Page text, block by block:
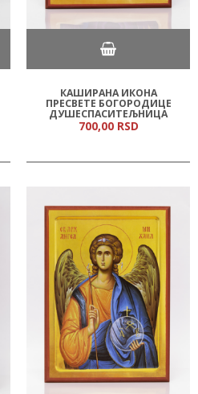
КАШИРАНА ИКОНА
ПРЕСВЕТЕ БОГОРОДИЦЕ
ДУШЕСПАСИТЕЉНИЦА
700,00 RSD